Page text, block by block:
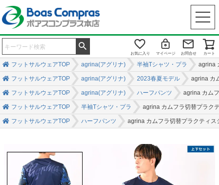
お気に入り マイページ お問合せ カート
フットサルウェアTOP agrina(アグリナ) 半袖Tシャツ・プラ agrina
フットサルウェアTOP agrina(アグリナ) 2023春夏モデル agrina カ
フットサルウェアTOP agrina(アグリナ) ハーフパンツ agrina カム
フットサルウェアTOP 半袖Tシャツ・プラ agrina カムフラ切替プラク
フットサルウェアTOP ハーフパンツ agrina カムフラ切替プラクティス